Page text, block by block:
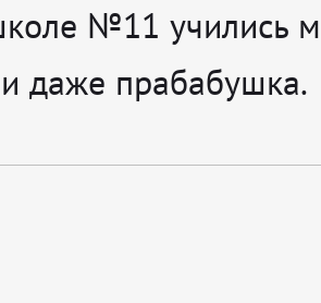
№11 учились
даже прабабушка.